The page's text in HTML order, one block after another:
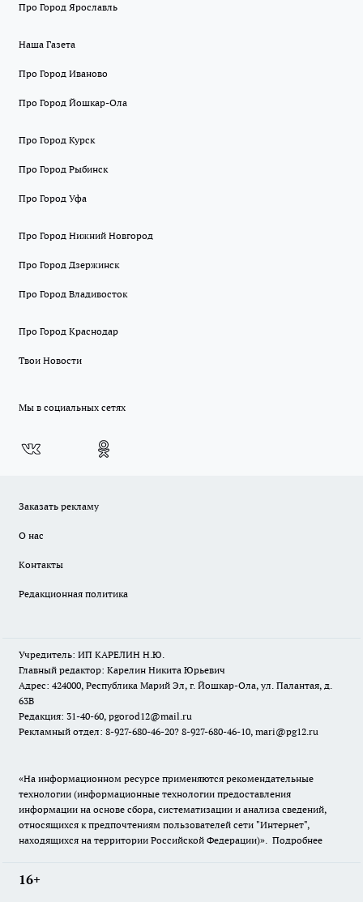
Про Город Ярославль
Наша Газета
Про Город Иваново
Про Город Йошкар-Ола
Про Город Курск
Про Город Рыбинск
Про Город Уфа
Про Город Нижний Новгород
Про Город Дзержинск
Про Город Владивосток
Про Город Краснодар
Твои Новости
Мы в социальных сетях
Заказать рекламу
О нас
Контакты
Редакционная политика
Учредитель: ИП КАРЕЛИН Н.Ю.
Главный редактор: Карелин Никита Юрьевич
Адрес: 424000, Республика Марий Эл, г. Йошкар-Ола, ул. Палантая, д.
63В
Редакция: 31-40-60, pgorod12@mail.ru
Рекламный отдел: 8-927-680-46-20? 8-927-680-46-10, mari@pg12.ru
«На информационном ресурсе применяются рекомендательные
технологии (информационные технологии предоставления
информации на основе сбора, систематизации и анализа сведений,
относящихся к предпочтениям пользователей сети "Интернет",
находящихся на территории Российской Федерации)». Подробнее
16+